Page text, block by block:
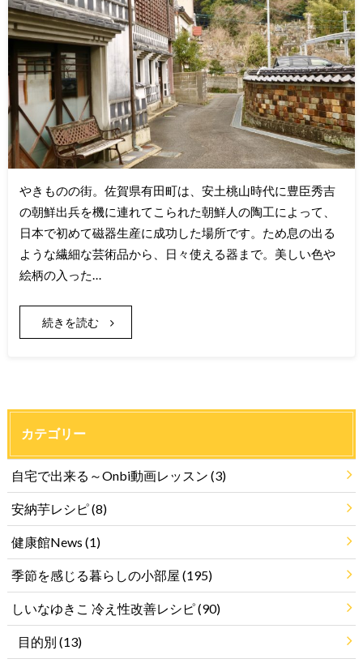
やきものの街。佐賀県有田町は、安土桃山時代に豊臣秀吉
の朝鮮出兵を機に連れてこられた朝鮮人の陶工によって、
日本で初めて磁器生産に成功した場所です。ため息の出る
ような繊細な芸術品から、日々使える器まで。美しい色や
絵柄の入った…
続きを読む
カテゴリー
自宅で出来る～Onbi動画レッスン (3)
安納芋レシピ(8)
健康館News (1)
季節を感じる暮らしの小部屋 (195)
しいなゆきこ 冷え性改善レシピ(90)
目的別 (13)